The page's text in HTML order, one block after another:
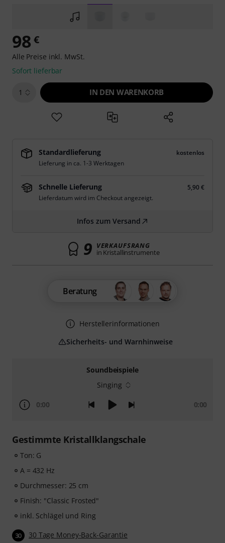
Soundbeispiele
Singing
0:00 0:00
Gestimmte Kristallklangschale
Ton: G
A = 432 Hz
Durchmesser: 25 cm
Finish: "Classic Frosted"
inkl. Schlägel und Ring
30 30 Tage Money-Back-Garantie
98 €
Alle Preise inkl. MwSt.
Sofort lieferbar
1 IN DEN WARENKORB
Standardlieferung
kostenlos
Lieferung in ca. 1-3 Werktagen
Schnelle Lieferung
5,90 €
Lieferdatum wird im Checkout angezeigt.
Infos zum Versand
9 VERKAUFSRANG
in Kristallinstrumente
Beratung
Herstellerinformationen
Sicherheits- und Warnhinweise